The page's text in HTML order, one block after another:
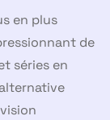
en plus
de
séries en